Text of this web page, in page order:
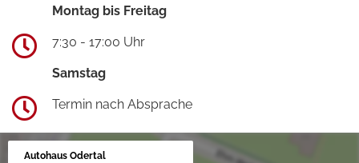
Montag bis Freitag
7:30 - 17:00 Uhr
Samstag
Termin nach Absprache
Autohaus Odertal